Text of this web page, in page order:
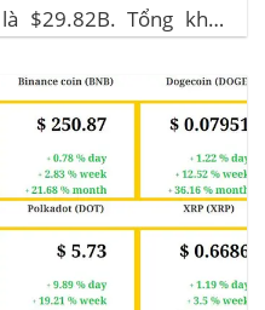
$29.82B. Tổng khối
giao dịch tiền điện tử
dịch của...